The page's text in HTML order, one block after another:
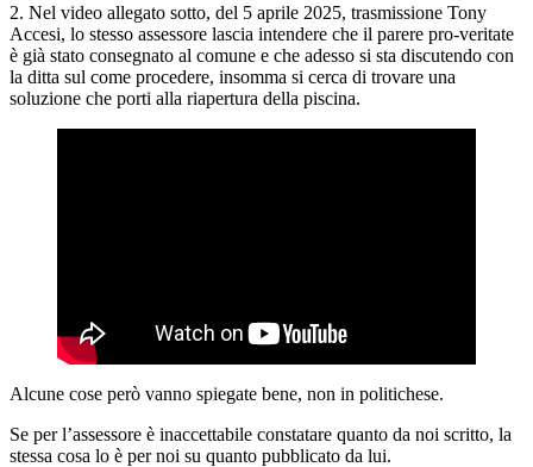
2. Nel video allegato sotto, del 5 aprile 2025, trasmissione Tony
Accesi, lo stesso assessore lascia intendere che il parere pro-veritate
è già stato consegnato al comune e che adesso si sta discutendo con
la ditta sul come procedere, insomma si cerca di trovare una
soluzione che porti alla riapertura della piscina.
Alcune cose però vanno spiegate bene, non in politichese.
Se per l’assessore è inaccettabile constatare quanto da noi scritto, la
stessa cosa lo è per noi su quanto pubblicato da lui.